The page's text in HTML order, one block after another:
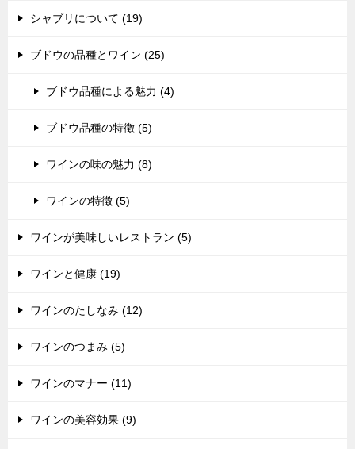
シャブリについて (19)
ブドウの品種とワイン (25)
ブドウ品種による魅力 (4)
ブドウ品種の特徴 (5)
ワインの味の魅力 (8)
ワインの特徴 (5)
ワインが美味しいレストラン (5)
ワインと健康 (19)
ワインのたしなみ (12)
ワインのつまみ (5)
ワインのマナー (11)
ワインの美容効果 (9)